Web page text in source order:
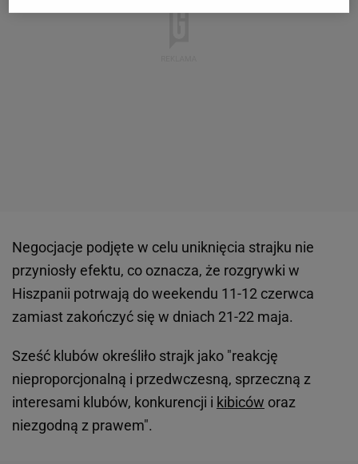
Negocjacje podjęte w celu uniknięcia strajku nie
przyniosły efektu, co oznacza, że rozgrywki w
Hiszpanii potrwają do weekendu 11-12 czerwca
zamiast zakończyć się w dniach 21-22 maja.
Sześć klubów określiło strajk jako "reakcję
nieproporcjonalną i przedwczesną, sprzeczną z
interesami klubów, konkurencji i kibiców oraz
niezgodną z prawem".